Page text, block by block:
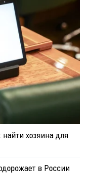
найти хозяина для
в России